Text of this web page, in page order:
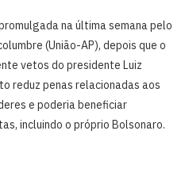
na última semana pelo
(União-AP), depois que o
vetos do presidente Luiz
reduz penas relacionadas aos
e poderia beneficiar
incluindo o próprio Bolsonaro.